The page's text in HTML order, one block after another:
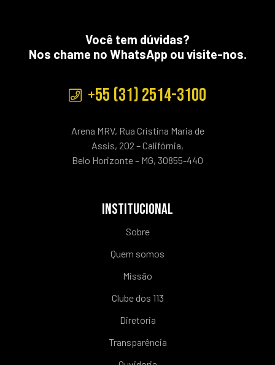
Você tem dúvidas?
Nos chame no WhatsApp ou visite-nos.
+55 (31) 2514-3100
Arena MRV, Rua Cristina Maria de
Assis, 202 – Califórnia,
Belo Horizonte – MG, 30855-440
INSTITUCIONAL
Sobre
Quem somos
Missão
Clube dos 113
Diretoria
Transparência